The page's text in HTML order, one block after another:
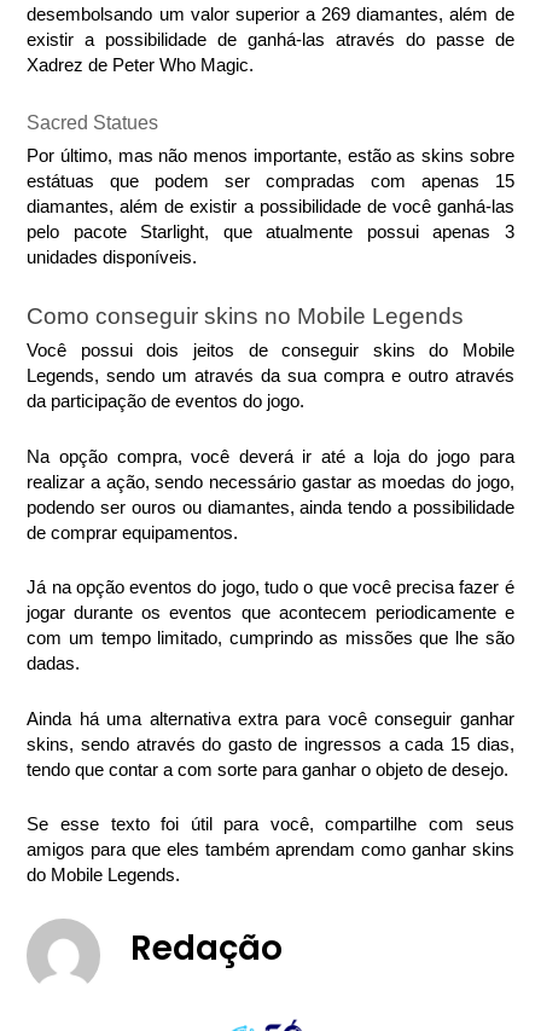
desembolsando um valor superior a 269 diamantes, além de
existir a possibilidade de ganhá-las através do passe de
Xadrez de Peter Who Magic.
Sacred Statues
Por último, mas não menos importante, estão as skins sobre
estátuas que podem ser compradas com apenas 15
diamantes, além de existir a possibilidade de você ganhá-las
pelo pacote Starlight, que atualmente possui apenas 3
unidades disponíveis.
Como conseguir skins no Mobile Legends
Você possui dois jeitos de conseguir skins do Mobile
Legends, sendo um através da sua compra e outro através
da participação de eventos do jogo.
Na opção compra, você deverá ir até a loja do jogo para
realizar a ação, sendo necessário gastar as moedas do jogo,
podendo ser ouros ou diamantes, ainda tendo a possibilidade
de comprar equipamentos.
Já na opção eventos do jogo, tudo o que você precisa fazer é
jogar durante os eventos que acontecem periodicamente e
com um tempo limitado, cumprindo as missões que lhe são
dadas.
Ainda há uma alternativa extra para você conseguir ganhar
skins, sendo através do gasto de ingressos a cada 15 dias,
tendo que contar a com sorte para ganhar o objeto de desejo.
Se esse texto foi útil para você, compartilhe com seus
amigos para que eles também aprendam como ganhar skins
do Mobile Legends.
Redação